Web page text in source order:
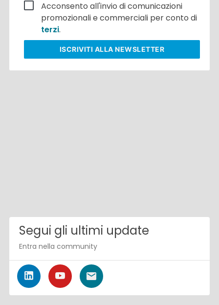
Acconsento all'invio di comunicazioni
promozionali e commerciali per conto di
terzi.
ISCRIVITI ALLA NEWSLETTER
Segui gli ultimi update
Entra nella community